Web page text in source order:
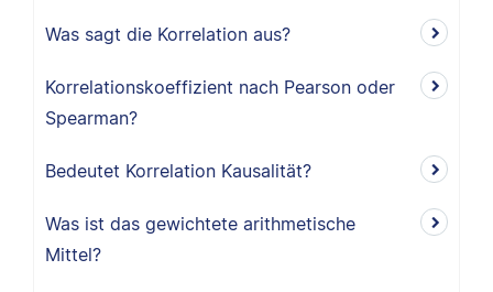
Was sagt die Korrelation aus?
Korrelationskoeffizient nach Pearson oder
Spearman?
Bedeutet Korrelation Kausalität?
Was ist das gewichtete arithmetische
Mittel?